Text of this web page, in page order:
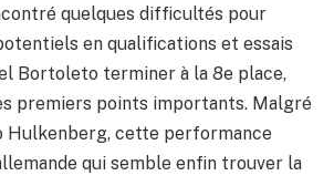
quelques difficultés pour
en qualifications et essais
Bortoleto terminer à la 8e place,
premiers points importants. Malgré
Hulkenberg, cette performance
qui semble enfin trouver la